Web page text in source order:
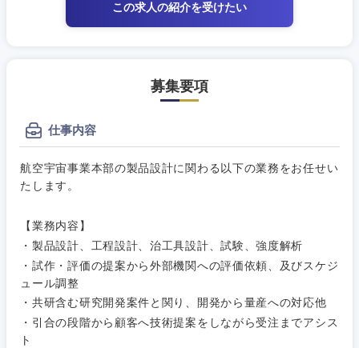
この求人の紹介を受けたい
募集要項
仕事内容
航空宇宙事業本部の製品設計に関わる以下の業務をお任せい
たします。
【業務内容】
・製品設計、工程設計、治工具設計、試験、強度解析
・試作・評価の提案から外部機関への評価依頼、及びスケジ
ュール調整
・共研含む研究開発案件と関り、開発から量産への対応他
・引合の段階から顧客へ技術提案をしながら受注までアシス
ト
経営企
画・事業
企画
経営ボー
すべての経営企画・事業企
事業企画・事業開発
経営企画・事業企画
経営ボード
商社・卸
エネルギー・資源・環境
北海道・東北地方
北海道 青森県
希望年収
20代 30代